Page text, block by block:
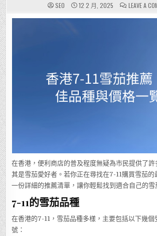
SEO 12 2 月, 2025 LEAVE A
在香港，便利商店的普及程度無疑為市民提供了
其是雪茄愛好者。若你正在尋找在7-11購買雪茄的
一份詳細的推薦清單，讓你輕鬆找到適合自己的雪
7-11的雪茄品種
在香港的7-11，雪茄品種多樣，主要包括以下幾個
號：